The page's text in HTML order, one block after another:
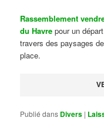
Rassemblement
du Havre pour un
travers des paysages
place.
Publié dans Divers |